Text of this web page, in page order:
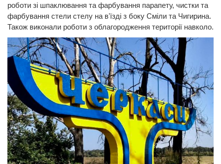
роботи зі шпаклювання та фарбування парапету, чистки та
фарбування стели стелу на вʼїзді з боку Сміли та Чигирина.
Також виконали роботи з облагородження території навколо.